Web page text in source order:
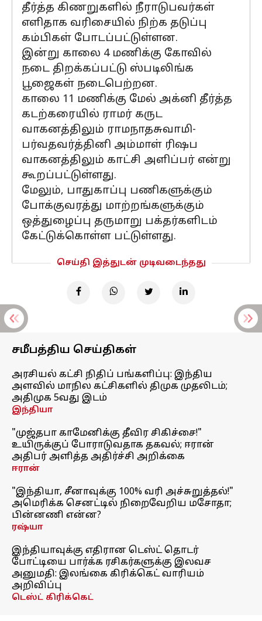
தீர்த்த கிணறுகளில் நீராடுபவர்கள்
எளிதாக வரிசையில் நிற்க தடுப்பு
கம்பிகள் போடப்பட்டுள்ளன.
இன்று காலை 4 மணிக்கு கோவில்
நடை திறக்கப்பட்டு ஸ்படிலிங்க
பூஜைகள் நடைபெற்றன.
காலை 11 மணிக்கு மேல் அக்னி தீர்த்த
கடற்கரையில் ராமர் கருட
வாகனத்திலும் ராமநாதசுவாமி-
பர்வதவர்த்தினி அம்மாள் ரிஷப
வாகனத்திலும் காட்சி அளிப்பர் என்று
கூறப்பட்டுள்ளது.
மேலும், பாதுகாப்பு பணிகளுக்கும்
போக்குவரத்து மாற்றங்களுக்கும்
ஒத்துழைப்பு தருமாறு பக்தர்களிடம்
கேட்டுக்கொள்ள பட்டுள்ளது.
செய்தி இத்துடன் முடிவடைந்தது
சமீபத்திய செய்திகள்
அரசியல் கட்சி நிதிப் பங்களிப்பு: இந்திய
அளவில் மாநில கட்சிகளில் திமுக முதலிடம்;
அதிமுக 5வது இடம்
இந்தியா
"முஜ்தபா காமேனிக்கு தீவிர சிகிச்சை!"
உயிருக்குப் போராடுவதாக தகவல்; ஈரான்
அதிபர் அளித்த அதிர்ச்சி அறிக்கை
ஈரான்
"இந்தியா, சீனாவுக்கு 100% வரி அச்சுறுத்தல்!"
அமெரிக்க செனட்டில் நிறைவேறிய மசோதா;
பின்னணி என்ன?
ரஷ்யா
இந்தியாவுக்கு எதிரான டெஸ்ட் தொடர்
போட்டியை பார்க்க ரசிகர்களுக்கு இலவச
அனுமதி: இலங்கை கிரிக்கெட் வாரியம்
அறிவிப்பு
டெஸ்ட் கிரிக்கெட்